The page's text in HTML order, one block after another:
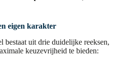
eigen karakter
uit drie duidelijke reeksen,
keuzevrijheid te bieden: